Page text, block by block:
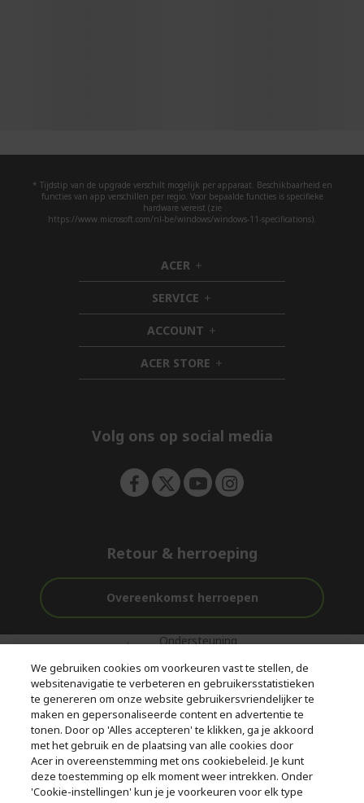
* Tijdstip van de upgrade verschilt mogelijk per apparaat. Beschikbaarheid en
functies van app verschillen per regio. Voor bepaalde functies is specifieke
hardware vereist (zie
https://www.microsoft.com/nl-be/windows/windows-11-specifications).
ACER h
i
d
d
e
n
SERVICE h
i
d
d
e
n
ACCOUNT h
i
d
d
ACER STORE h
i
e
Volg ons op social media
Retour & herroeping
Overeenkomst herroepen
Gratis
bezorging
Ondersteuning
aankoop
Veilig
Betalen
© 2026 Acer Inc.
CPYou BV is de erkende reseller van de producten en diensten die
in deze winkel worden aangeboden.
We gebruiken cookies om voorkeuren vast te stellen, de
websitenavigatie te verbeteren en gebruikersstatistieken
te genereren om onze website gebruikersvriendelijker te
maken en gepersonaliseerde content en advertentie te
tonen. Door op 'Alles accepteren' te klikken, ga je akkoord
met het gebruik en de plaatsing van alle cookies door
Acer in overeenstemming met ons cookiebeleid. Je kunt
deze toestemming op elk moment weer intrekken. Onder
'Cookie-instellingen' kun je je voorkeuren voor elk type